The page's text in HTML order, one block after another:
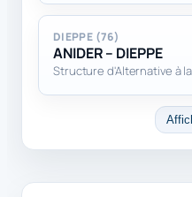
DIEPPE (76)
ANIDER – DIEPPE
Structure d'Alternative à